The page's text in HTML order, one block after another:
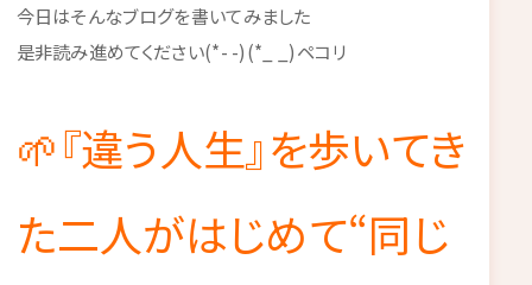
今日はそんなブログを書いてみました
是非読み進めてください(*- -)(*_ _)ペコリ
🌱『違う人生』を歩いてき
た二人がはじめて“同じ